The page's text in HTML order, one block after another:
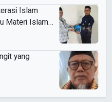
Islam
Materi Islam
yang